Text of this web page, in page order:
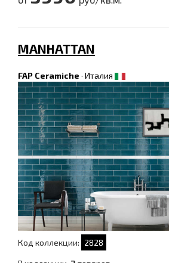
MANHATTAN
FAP Ceramiche · Италия
Код коллекции: 2828